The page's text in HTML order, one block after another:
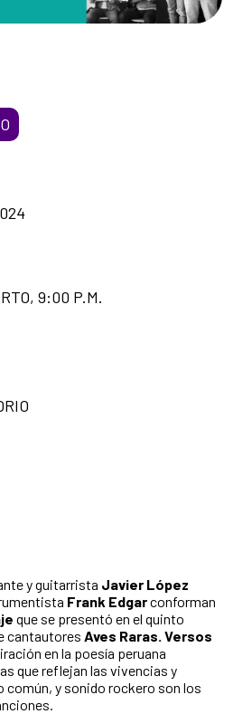
y guitarrista Javier López
Frank Edgarconforman
que se presentó en el quinto
cantautores Aves Raras. Versos
en la poesía peruana
que reflejan las vivencias y
común, y sonido rockero son los
9:00 P.M.